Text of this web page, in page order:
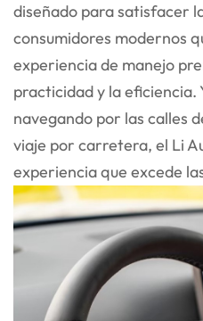
diseñado para satisfacer
consumidores modernos
experiencia de manejo
practicidad y la eficiencia.
navegando por las calles
viaje por carretera, el Li
experiencia que excede